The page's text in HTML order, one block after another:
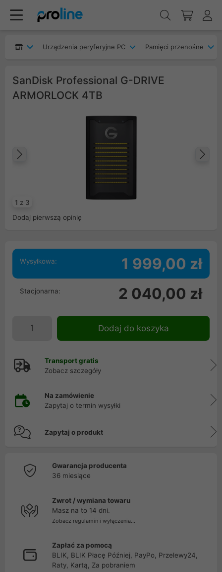
Urządzenia peryferyjne PC Pamięci przenośne
SanDisk Professional G-DRIVE
ARMORLOCK 4TB
1 z 3
Dodaj pierwszą opinię
Wysyłkowa: 1 999,00 zł
Stacjonarna: 2 040,00 zł
Dodaj do koszyka
Transport gratis
Zobacz szczegóły
Na zamówienie
Zapytaj o termin wysyłki
Zapytaj o produkt
Gwarancja producenta
36 miesiące
Zwrot / wymiana towaru
Masz na to 14 dni.
Zobacz regulamin i wyłączenia...
Zapłać za pomocą
BLIK, BLIK Płacę Później, PayPo, Przelewy24,
Raty, Kartą, Za pobraniem